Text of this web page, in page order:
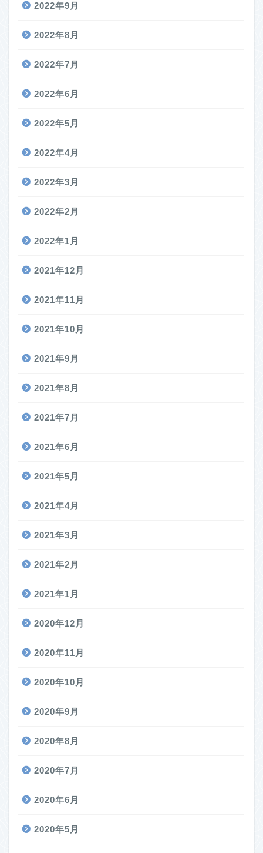
2022年9月
2022年8月
2022年7月
2022年6月
2022年5月
2022年4月
2022年3月
2022年2月
2022年1月
2021年12月
2021年11月
2021年10月
2021年9月
2021年8月
2021年7月
2021年6月
2021年5月
2021年4月
2021年3月
2021年2月
2021年1月
2020年12月
2020年11月
2020年10月
2020年9月
2020年8月
2020年7月
2020年6月
2020年5月